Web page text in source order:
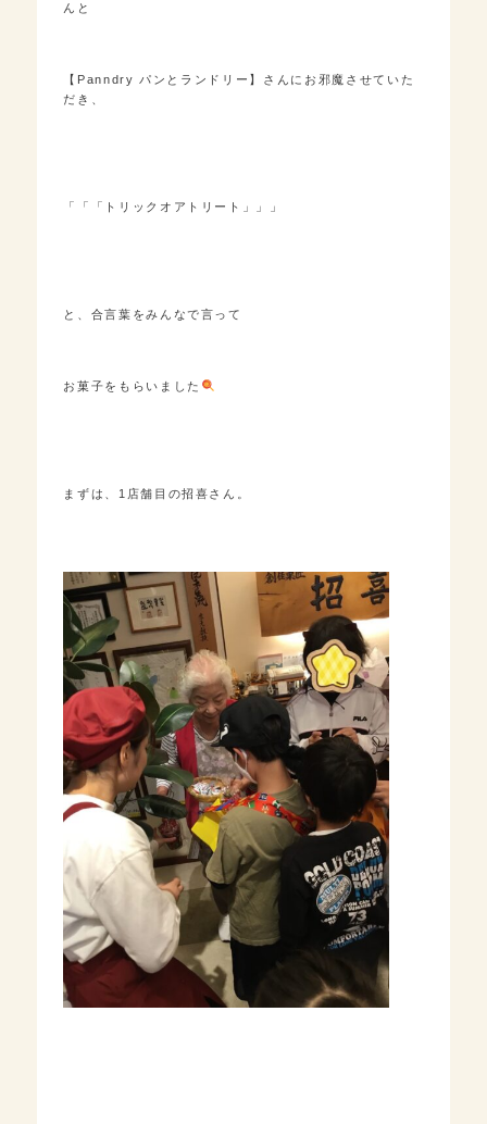
んと
【Panndry パンとランドリー】さんにお邪魔させていた
だき、
「「「トリックオアトリート」」」
と、合言葉をみんなで言って
お菓子をもらいました
まずは、1店舗目の招喜さん。